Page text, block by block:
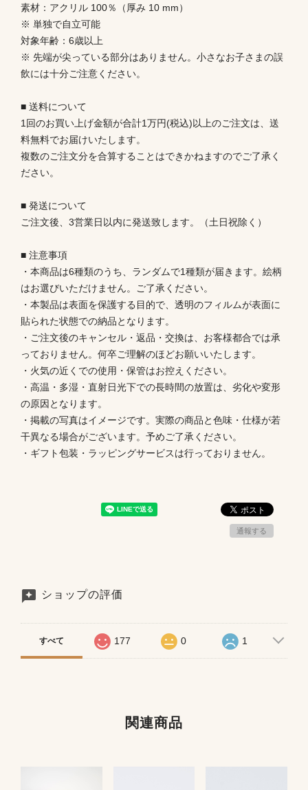
素材：アクリル 100％（厚み 10 mm）
※ 単独で自立可能
対象年齢：6歳以上
※ 先端が尖っている部分はありません。小さなお子さまの誤
飲には十分ご注意ください。
■ 送料について
1回のお買い上げ金額が合計1万円(税込)以上のご注文は、送
料無料でお届けいたします。
複数のご注文分を合算することはできかねますのでご了承く
ださい。
■ 発送について
ご注文後、3営業日以内に発送致します。（土日祝除く）
■ 注意事項
・本商品は6種類のうち、ランダムで1種類が届きます。絵柄
はお選びいただけません。ご了承ください。
・本製品は表面を保護する目的で、透明のフィルムが表面に
貼られた状態での納品となります。
・ご注文後のキャンセル・返品・交換は、お客様都合では承
っておりません。何卒ご理解のほどお願いいたします。
・火気の近くでの使用・保管はお控えください。
・高温・多湿・直射日光下での長時間の放置は、劣化や変形
の原因となります。
・掲載の写真はイメージです。実際の商品と色味・仕様が若
干異なる場合がございます。予めご了承ください。
・ギフト包装・ラッピングサービスは行っておりません。
通報する
ショップの評価
すべて 177 0 1
関連商品